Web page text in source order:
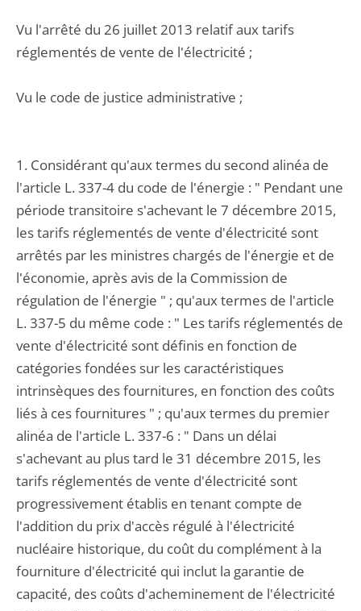
Vu l'arrêté du 26 juillet 2013 relatif aux tarifs
réglementés de vente de l'électricité ;
Vu le code de justice administrative ;
1. Considérant qu'aux termes du second alinéa de
l'article L. 337-4 du code de l'énergie : " Pendant une
période transitoire s'achevant le 7 décembre 2015,
les tarifs réglementés de vente d'électricité sont
arrêtés par les ministres chargés de l'énergie et de
l'économie, après avis de la Commission de
régulation de l'énergie " ; qu'aux termes de l'article
L. 337-5 du même code : " Les tarifs réglementés de
vente d'électricité sont définis en fonction de
catégories fondées sur les caractéristiques
intrinsèques des fournitures, en fonction des coûts
liés à ces fournitures " ; qu'aux termes du premier
alinéa de l'article L. 337-6 : " Dans un délai
s'achevant au plus tard le 31 décembre 2015, les
tarifs réglementés de vente d'électricité sont
progressivement établis en tenant compte de
l'addition du prix d'accès régulé à l'électricité
nucléaire historique, du coût du complément à la
fourniture d'électricité qui inclut la garantie de
capacité, des coûts d'acheminement de l'électricité